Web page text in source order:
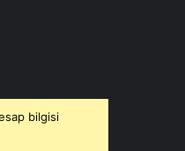
bilgisi